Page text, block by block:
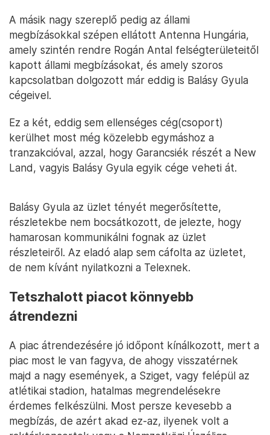
A másik nagy szereplő pedig az állami
megbízásokkal szépen ellátott Antenna Hungária,
amely szintén rendre Rogán Antal felségterületeitől
kapott állami megbízásokat, és amely szoros
kapcsolatban dolgozott már eddig is Balásy Gyula
cégeivel.
Ez a két, eddig sem ellenséges cég(csoport)
kerülhet most még közelebb egymáshoz a
tranzakcióval, azzal, hogy Garancsiék részét a New
Land, vagyis Balásy Gyula egyik cége veheti át.
Balásy Gyula az üzlet tényét megerősítette,
részletekbe nem bocsátkozott, de jelezte, hogy
hamarosan kommunikálni fognak az üzlet
részleteiről. Az eladó alap sem cáfolta az üzletet,
de nem kívánt nyilatkozni a Telexnek.
Tetszhalott piacot könnyebb
átrendezni
A piac átrendezésére jó időpont kínálkozott, mert a
piac most le van fagyva, de ahogy visszatérnek
majd a nagy események, a Sziget, vagy felépül az
atlétikai stadion, hatalmas megrendelésekre
érdemes felkészülni. Most persze kevesebb a
megbízás, de azért akad ez-az, ilyenek volt a